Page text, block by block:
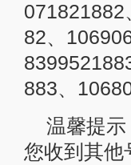
温馨提
您收到其他